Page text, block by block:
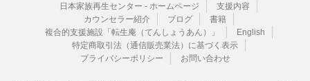
日本家族再生センター - ホームページ
支援内容
カウンセラー紹介
ブログ
書籍
複合的支援施設「転生庵（てんしょうあん）」
English
特定商取引法（通信販売業法）に基づく表示
プライバシーポリシー
お問い合わせ